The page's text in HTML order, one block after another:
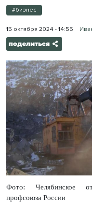
#бизнес
15 октября 2024 - 14:55
поделиться
Фото: Челябинское
профсоюза России